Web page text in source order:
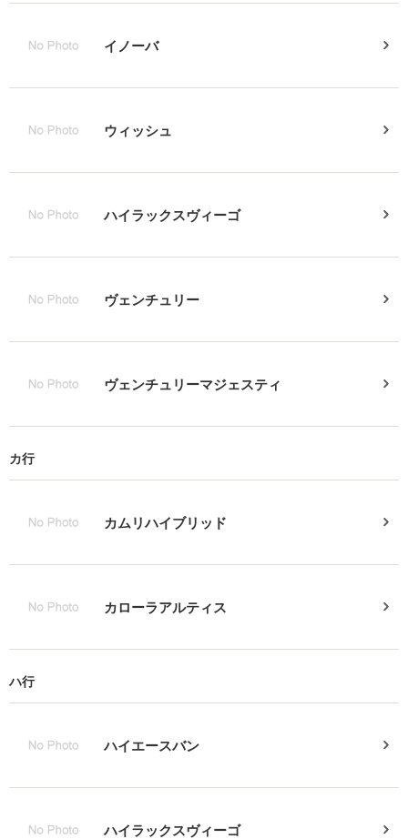
イノーバ
ウィッシュ
ハイラックスヴィーゴ
ヴェンチュリー
ヴェンチュリーマジェスティ
カ行
カムリハイブリッド
カローラアルティス
ハ行
ハイエースバン
ハイラックスヴィーゴ